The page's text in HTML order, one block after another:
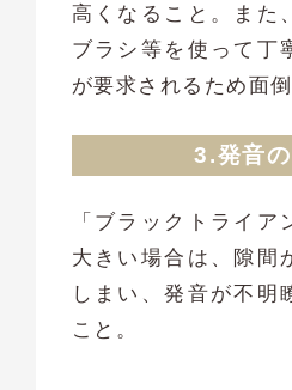
高くなること。また
ブラシ等を使って丁
が要求されるため面
3.発音
「ブラックトライア
大きい場合は、隙間
しまい、発音が不明
こと。